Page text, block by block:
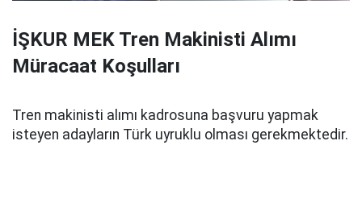
İŞKUR MEK Tren Makinisti Alımı
Müracaat Koşulları
Tren makinisti alımı kadrosuna başvuru yapmak
isteyen adayların Türk uyruklu olması gerekmektedir.